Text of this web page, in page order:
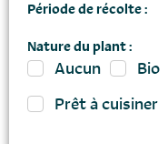
Période de récolte :
Nature du plant :
Aucun Bio
Prêt à cuisiner